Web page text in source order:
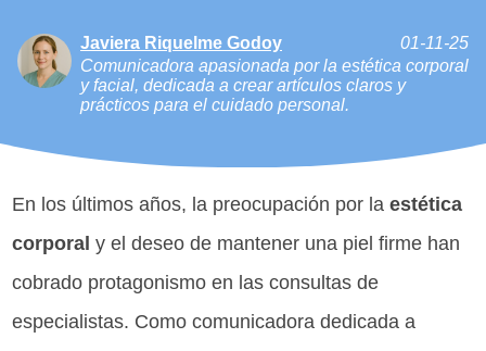
Javiera Riquelme Godoy
01-11-25
Comunicadora apasionada por la estética corporal
y facial, dedicada a crear artículos claros y
prácticos para el cuidado personal.
En los últimos años, la preocupación por laestética
corporal y el deseo de mantener una piel firme han
cobrado protagonismo en las consultas de
especialistas. Como comunicadora dedicada a